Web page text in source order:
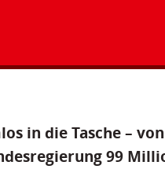
in die Tasche –
99